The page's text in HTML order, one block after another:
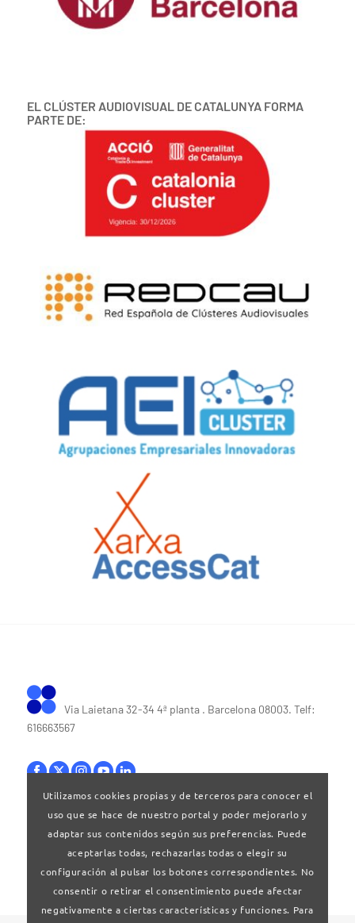
EL CLÚSTER AUDIOVISUAL DE CATALUNYA FORMA
PARTE DE:
Via Laietana 32-34 4ª planta . Barcelona 08003. Telf:
616663567
Bases legales|Política de privacitat
Utilizamos cookies propias y de terceros para conocer el
uso que se hace de nuestro portal y poder mejorarlo y
adaptar sus contenidos según sus preferencias. Puede
aceptarlas todas, rechazarlas todas o elegir su
configuración al pulsar los botones correspondientes. No
consentir o retirar el consentimiento puede afectar
negativamente a ciertas características y funciones. Para